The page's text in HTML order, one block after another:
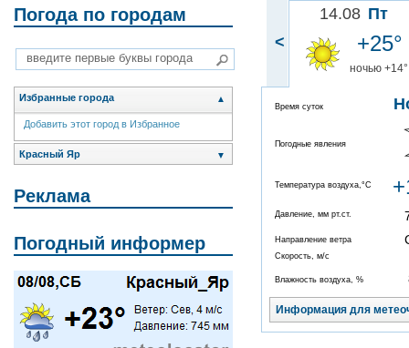
Погода по городам
Избранные города ▲
Добавить этот город в Избранное
Красный Яр ▼
Реклама
Погодный информер
<
14.08 Пт
+25°
ночью +14°
Время суток
Погодные явления
Температура воздуха,°C
Давление, мм рт.ст.
Направление ветра
Скорость, м/с
Влажность воздуха, %
Информация для